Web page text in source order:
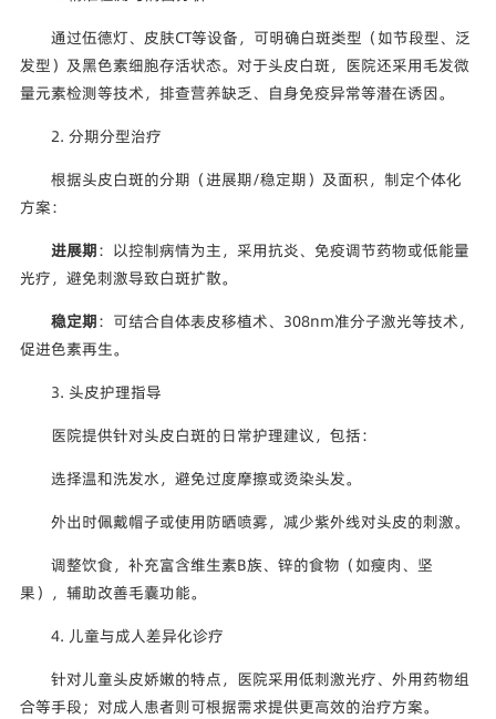
通过伍德灯、皮肤CT等设备，可明确白斑类型（如节段型、泛
发型）及黑色素细胞存活状态。对于头皮白斑，医院还采用毛发微
量元素检测等技术，排查营养缺乏、自身免疫异常等潜在诱因。
2. 分期分型治疗
根据头皮白斑的分期（进展期/稳定期）及面积，制定个体化
方案：
进展期：以控制病情为主，采用抗炎、免疫调节药物或低能量
光疗，避免刺激导致白斑扩散。
稳定期：可结合自体表皮移植术、308nm准分子激光等技术，
促进色素再生。
3. 头皮护理指导
医院提供针对头皮白斑的日常护理建议，包括：
选择温和洗发水，避免过度摩擦或烫染头发。
外出时佩戴帽子或使用防晒喷雾，减少紫外线对头皮的刺激。
调整饮食，补充富含维生素B族、锌的食物（如瘦肉、坚
果），辅助改善毛囊功能。
4. 儿童与成人差异化诊疗
针对儿童头皮娇嫩的特点，医院采用低刺激光疗、外用药物组
合等手段；对成人患者则可根据需求提供更高效的治疗方案。